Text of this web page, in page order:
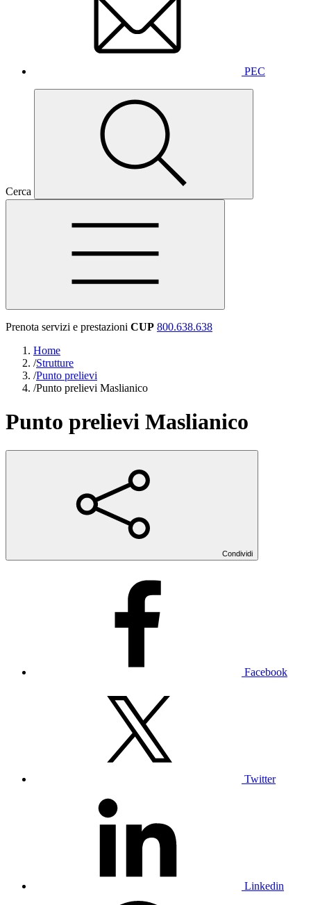
PEC
Cerca
Prenota servizi e prestazioni CUP 800.638.638
Home
/Strutture
/Punto prelievi
/Punto prelievi Maslianico
Punto prelievi Maslianico
Condividi
Facebook
Twitter
Linkedin